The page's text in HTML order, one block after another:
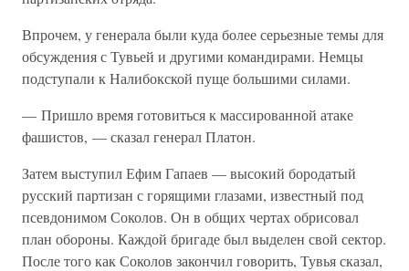
Впрочем, у генерала были куда более серьезные темы для
обсуждения с Тувьей и другими командирами. Немцы
подступали к Налибокской пуще большими силами.
— Пришло время готовиться к массированной атаке
фашистов, — сказал генерал Платон.
Затем выступил Ефим Гапаев — высокий бородатый
русский партизан с горящими глазами, известный под
псевдонимом Соколов. Он в общих чертах обрисовал
план обороны. Каждой бригаде был выделен свой сектор.
После того как Соколов закончил говорить, Тувья сказал,